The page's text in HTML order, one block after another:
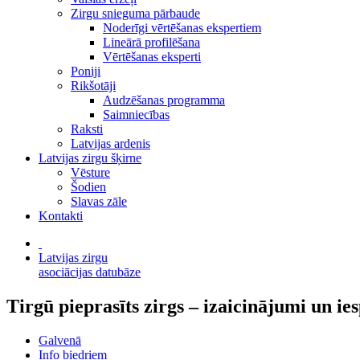
Zirgu snieguma pārbaude
Noderīgi vērtēšanas ekspertiem
Lineārā profilēšana
Vērtēšanas eksperti
Poniji
Rikšotāji
Audzēšanas programma
Saimniecības
Raksti
Latvijas ardenis
Latvijas zirgu šķirne
Vēsture
Šodien
Slavas zāle
Kontakti
Latvijas zirgu
asociācijas datubāze
Tirgū pieprasīts zirgs – izaicinājumi un
Galvenā
Info biedriem